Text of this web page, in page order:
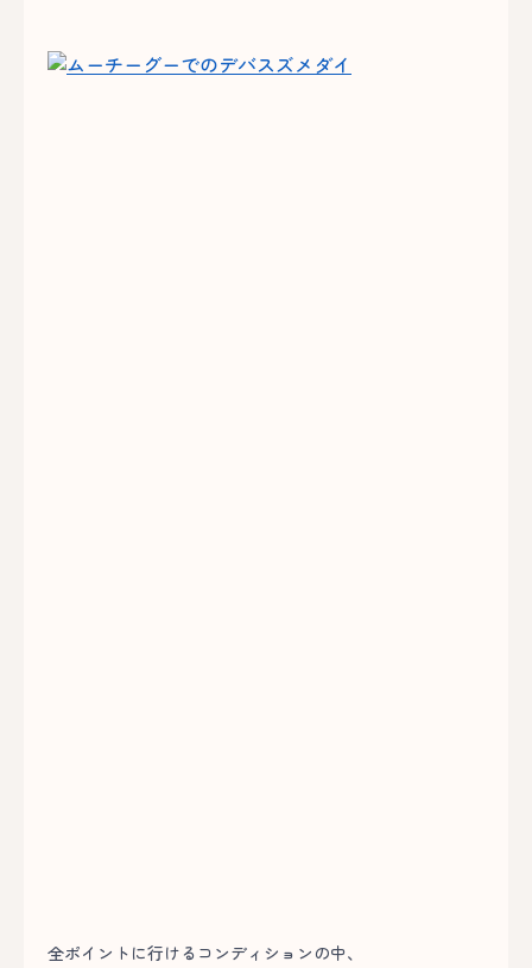
全ポイントに行けるコンディションの中、